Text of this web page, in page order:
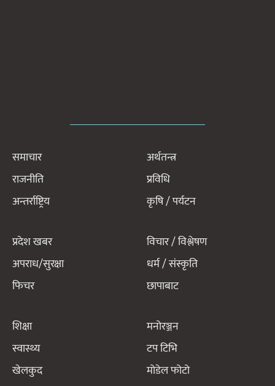
समाचार
राजनीति
अन्तर्राष्ट्रिय
अर्थतन्त्र
प्रविधि
कृषि / पर्यटन
प्रदेश खबर
अपराध/सुरक्षा
फिचर
विचार / विश्लेषण
धर्म / संस्कृति
छापाबाट
शिक्षा
स्वास्थ्य
खेलकुद
मनोरञ्जन
टप टिभि
मोडेल फोटो